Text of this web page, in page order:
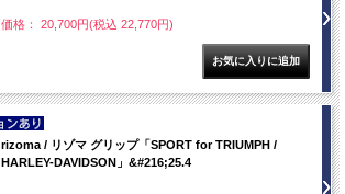
価格： 20,700円(税込 22,770円)
rizoma / リゾマ グリップ「SPORT for TRIUMPH /
HARLEY-DAVIDSON」&#216;25.4